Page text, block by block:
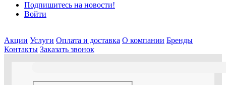
Подпишитесь на новости!
Войти
Акции Услуги Оплата и доставка О компании Бренды
Контакты Заказать звонок